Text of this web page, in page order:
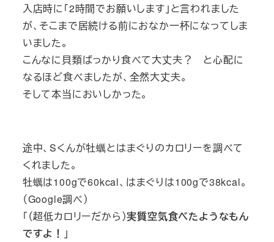
入店時に「2時間でお願いします」と言われました
が、そこまで居続ける前におなか一杯になってしま
いました。
こんなに貝類ばっかり食べて大丈夫？ と心配に
なるほど食べましたが、全然大丈夫。
そして本当においしかった。
途中、Sくんが牡蠣とはまぐりのカロリーを調べて
くれました。
牡蠣は100gで60kcal、はまぐりは100gで38kcal。
（Google調べ）
「（超低カロリーだから）実質空気食べたようなもん
ですよ！ 」